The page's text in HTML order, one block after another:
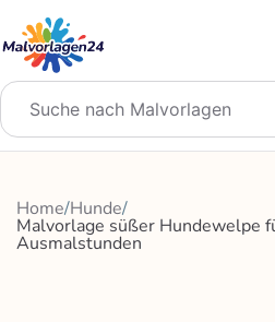
Inhalt
springen
Home/Hunde/
Malvorlage süßer Hundewelpe
Ausmalstunden